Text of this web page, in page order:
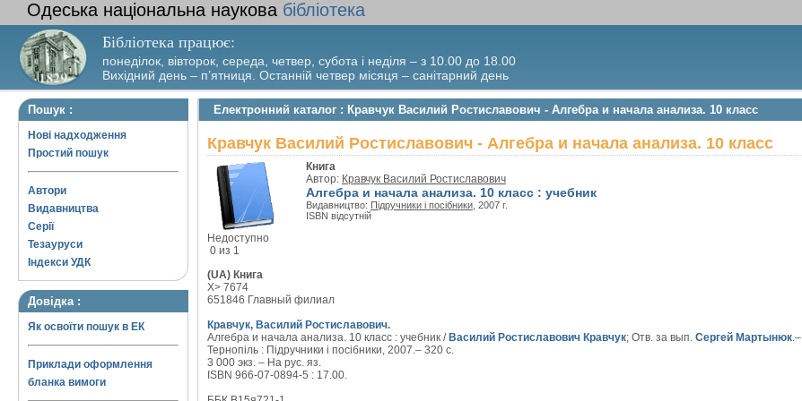
Одеська національна наукова бібліотека
Бібліотека працює:
понеділок, вівторок, середа, четвер, субота і неділя – з 10.00 до 18.00
Вихідний день – п’ятниця. Останній четвер місяця – санітарний день
Пошук :
Нові надходження
Простий пошук
Автори
Видавництва
Серії
Тезауруси
Індекси УДК
Довідка :
Як освоїти пошук в ЕК
Приклади оформлення
бланка вимоги
Електронний каталог : Кравчук Василий Ростиславович - Алгебра и начала анализа. 10 класс
Кравчук Василий Ростиславович - Алгебра и начала анализа. 10 класс
Недоступно
0 из 1
Книга
Автор: Кравчук Василий Ростиславович
Алгебра и начала анализа. 10 класс : учебник
Видавництво: Підручники і посібники , 2007 г.
ISBN відсутній
(UA) Книга
X> 7674
651846 Главный филиал
Кравчук, Василий Ростиславович.
Алгебра и начала анализа. 10 класс : учебник / Василий Ростиславович Кравчук; Отв. за вып. Сергей Мартынюк.–
Тернопіль : Підручники і посібники, 2007.– 320 с.
3 000 экз. – На рус. яз.
ISBN 966-07-0894-5 : 17.00.